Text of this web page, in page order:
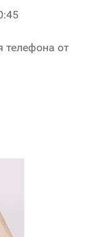
телефона от